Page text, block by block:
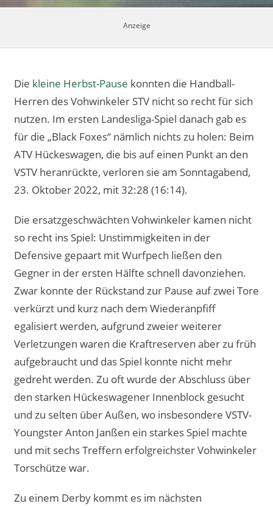
Die kleine Herbst-Pause konnten die Handball-
Herren des Vohwinkeler STV nicht so recht für sich
nutzen. Im ersten Landesliga-Spiel danach gab es
für die „Black Foxes“ nämlich nichts zu holen: Beim
ATV Hückeswagen, die bis auf einen Punkt an den
VSTV heranrückte, verloren sie am Sonntagabend,
23. Oktober 2022, mit 32:28 (16:14).
Die ersatzgeschwächten Vohwinkeler kamen nicht
so recht ins Spiel: Unstimmigkeiten in der
Defensive gepaart mit Wurfpech ließen den
Gegner in der ersten Hälfte schnell davonziehen.
Zwar konnte der Rückstand zur Pause auf zwei Tore
verkürzt und kurz nach dem Wiederanpfiff
egalisiert werden, aufgrund zweier weiterer
Verletzungen waren die Kraftreserven aber zu früh
aufgebraucht und das Spiel konnte nicht mehr
gedreht werden. Zu oft wurde der Abschluss über
den starken Hückeswagener Innenblock gesucht
und zu selten über Außen, wo insbesondere VSTV-
Youngster Anton Janßen ein starkes Spiel machte
und mit sechs Treffern erfolgreichster Vohwinkeler
Torschütze war.
Zu einem Derby kommt es im nächsten